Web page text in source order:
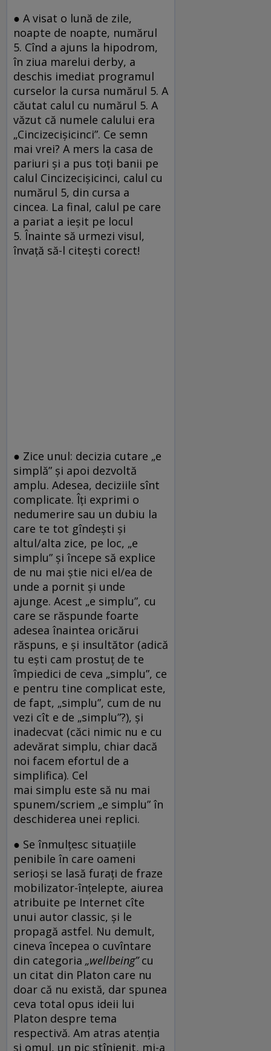
● A visat o lună de zile,
noapte de noapte, numărul
5. Cînd a ajuns la hipodrom,
în ziua marelui derby, a
deschis imediat programul
curselor la cursa numărul 5. A
căutat calul cu numărul 5. A
văzut că numele calului era
„Cincizecișicinci”. Ce semn
mai vrei? A mers la casa de
pariuri și a pus toți banii pe
calul Cincizecișicinci, calul cu
numărul 5, din cursa a
cincea. La final, calul pe care
a pariat a ieșit pe locul
5. Înainte să urmezi visul,
învață să-l citești corect!
● Zice unul: decizia cutare „e
simplă” și apoi dezvoltă
amplu. Adesea, deciziile sînt
complicate. Îți exprimi o
nedumerire sau un dubiu la
care te tot gîndești și
altul/alta zice, pe loc, „e
simplu” și începe să explice
de nu mai știe nici el/ea de
unde a pornit și unde
ajunge. Acest „e simplu”, cu
care se răspunde foarte
adesea înaintea oricărui
răspuns, e și insultător (adică
tu ești cam prostuț de te
împiedici de ceva „simplu”, ce
e pentru tine complicat este,
de fapt, „simplu”, cum de nu
vezi cît e de „simplu”?), și
inadecvat (căci nimic nu e cu
adevărat simplu, chiar dacă
noi facem efortul de a
simplifica). Cel
mai simplu este să nu mai
spunem/scriem „e simplu” în
deschiderea unei replici.
● Se înmulțesc situațiile
penibile în care oameni
serioși se lasă furați de fraze
mobilizator-înțelepte, aiurea
atribuite pe Internet cîte
unui autor classic, și le
propagă astfel. Nu demult,
cineva începea o cuvîntare
din categoria „wellbeing”cu
un citat din Platon care nu
doar că nu există, dar spunea
ceva total opus ideii lui
Platon despre tema
respectivă. Am atras atenția
și omul, un pic stînjenit, mi-a